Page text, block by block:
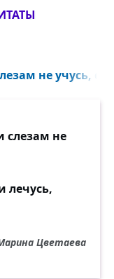
не учусь,
слезам не
лечусь,
Цветаева